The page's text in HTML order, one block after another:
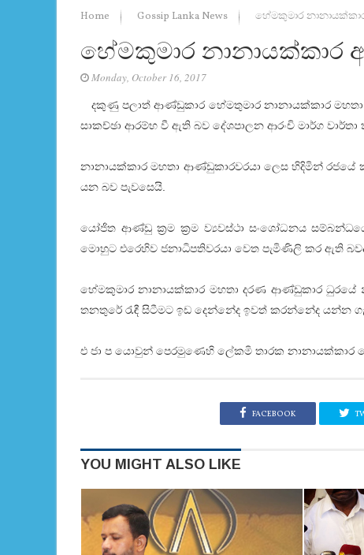
Home Gossip Lanka News හේමකුමාර
හේමකුමාර
Monday, October 16, 2017
දකුණු පලාත් ආණ්ඩුකාර හේමතුමාර නානායක්කාර
සාකච්ඡා ආරම්භ වී ඇති බව දේශපාලන ආරංචි මාර්ග වාර්තා
නානායක්කාර මහතා ආණ්ඩුකාරවරයා ලෙස හිදිමින්
යන බව පැවසෙයි.
යෝජිත ආණ්ඩු ක‍්‍රම ක්‍රම ව්‍යවස්ථා සංශෝධනය
මොහුට එරෙහිව ජනාධිපතිවරයා වෙත පැමිණිලි කර ඇති බවද
හේමකුමාර නානායක්කාර මහතා දරණ ආණ්ඩුකාර
තනතුරේ රැඳී සිටීමට ඉඩ දෙන්නේද ඉවත් කරන්නේද යන්න
එ ජා ප යොවුන් පෙරමුණෙහි ලේකමි තාරක නානායක්කාර
FACEBOOK
YOU MIGHT ALSO LIKE